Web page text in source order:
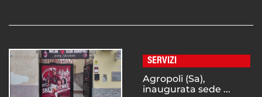
SERVIZI
Agropoli (Sa),
inaugurata sede ...